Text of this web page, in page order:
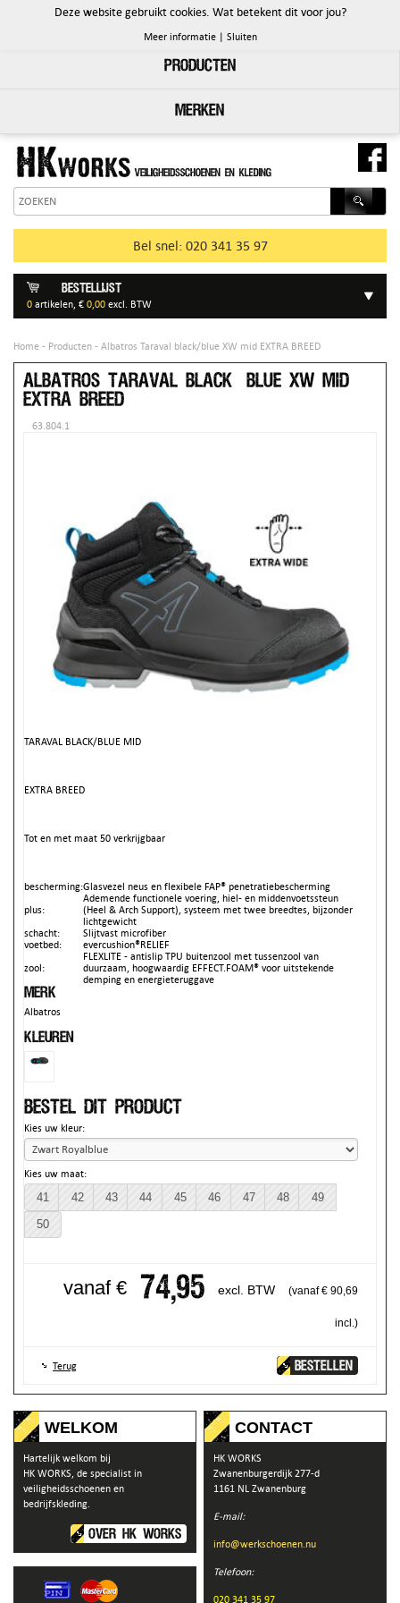
Deze website gebruikt cookies. Wat betekent dit voor jou?
Meer informatie| Sluiten
Producten
Merken
PRODUCTEN
Bel snel: 020 341 35 97
Bestellijst
0 artikelen, € 0,00 excl. BTW
Home - Producten - Albatros Taraval black/blue XW mid EXTRA BREED
Albatros Taraval black/blue XW mid
EXTRA BREED
63.804.1
TARAVAL BLACK/BLUE MID
EXTRA BREED
Tot en met maat 50 verkrijgbaar
bescherming:Glasvezel neus en flexibele FAP® penetratiebescherming
plus:
Ademende functionele voering, hiel- en middenvoetssteun
(Heel & Arch Support), systeem met twee breedtes, bijzonder
lichtgewicht
schacht:
Slijtvast microfiber
voetbed:
evercushion®RELIEF
zool:
FLEXLITE - antislip TPU buitenzool met tussenzool van
duurzaam, hoogwaardig EFFECT.FOAM® voor uitstekende
demping en energieteruggave
Merk
Albatros
Kleuren
Bestel dit product
Kies uw kleur:
Kies uw maat:
41 42 43 44 45 46 47 48 49
50
vanaf € 74,95 excl. BTW (vanaf € 90,69
incl.)
Terug BESTELLEN
WELKOM
Hartelijk welkom bij
HK WORKS, de specialist in
veiligheidsschoenen en
bedrijfskleding.
OVER HK WORKS
CONTACT
HK WORKS
Zwanenburgerdijk 277-d
1161 NL Zwanenburg
E-mail:
info@werkschoenen.nu
Telefoon:
020 341 35 97